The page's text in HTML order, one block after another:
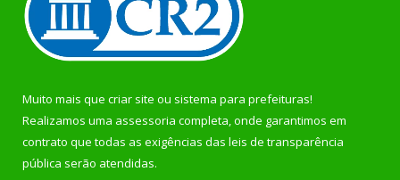
Muito mais que criar site ou sistema para prefeituras!
Realizamos uma assessoria completa, onde garantimos em
contrato que todas as exigências das leis de transparência
pública serão atendidas.